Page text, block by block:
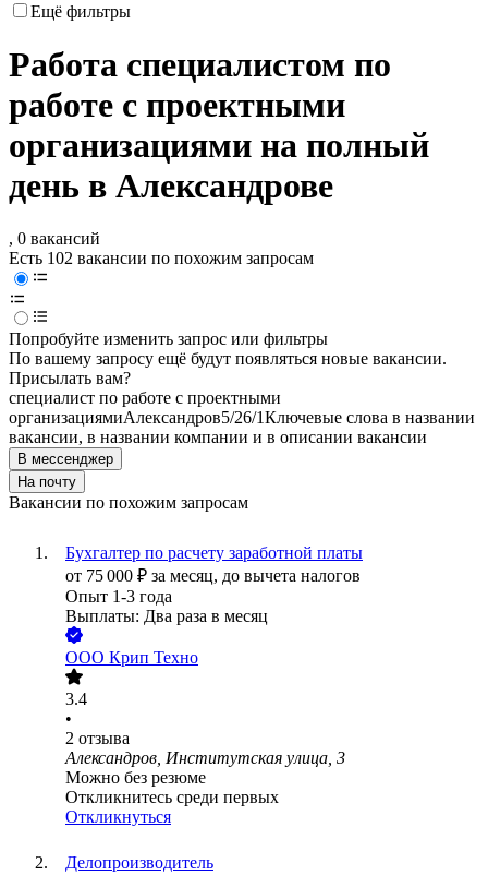
Ещё фильтры
Работа специалистом по
работе с проектными
организациями на полный
день в Александрове
, 0 вакансий
Есть 102 вакансии по похожим запросам
Попробуйте изменить запрос или фильтры
По вашему запросу ещё будут появляться новые вакансии.
Присылать вам?
специалист по работе с проектными
организациямиАлександров5/26/1Ключевые слова в названии
вакансии, в названии компании и в описании вакансии
В мессенджер
На почту
Вакансии по похожим запросам
Бухгалтер по расчету заработной платы
от 75 000 ₽ за месяц, до вычета налогов
Опыт 1-3 года
Выплаты: Два раза в месяц
ООО Крип Техно
3.4
•
2 отзыва
Александров, Институтская улица, 3
Можно без резюме
Откликнитесь среди первых
Откликнуться
Делопроизводитель